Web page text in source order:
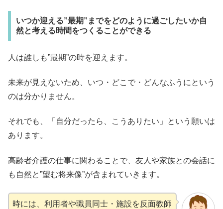
いつか迎える”最期”までをどのように過ごしたいか自
然と考える時間をつくることができる
人は誰しも”最期”の時を迎えます。
未来が見えないため、いつ・どこで・どんなふうにという
のは分かりません。
それでも、「自分だったら、こうありたい」という願いは
あります。
高齢者介護の仕事に関わることで、友人や家族との会話に
も自然と”望む将来像”が含まれていきます。
時には、利用者や職員同士・施設を反面教師